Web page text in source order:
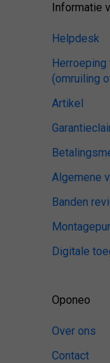
Informatie
Helpdesk
(omruiling
Artikel
Algemene
Banden
Digitale
Oponeo
Over ons
Contact